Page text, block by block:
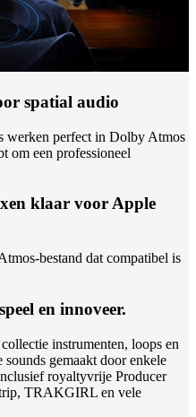
spatial audio
werken perfect in Dolby Atmos
om een professioneel
klaar voor Apple
bestand dat compatibel is
en innoveer.
instrumenten, loops en
gemaakt door enkele
royaltyvrije Producer
TRAKGIRL en vele